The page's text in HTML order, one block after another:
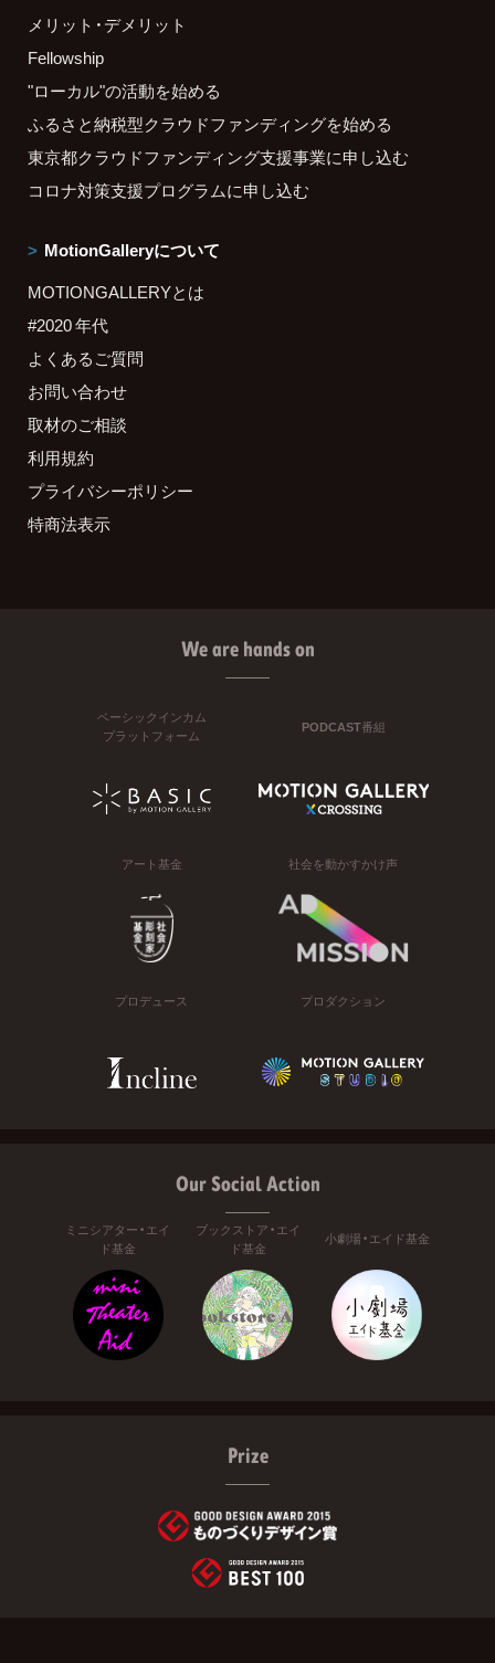
メリット・デメリット
Fellowship
"ローカル"の活動を始める
ふるさと納税型クラウドファンディングを始める
東京都クラウドファンディング支援事業に申し込む
コロナ対策支援プログラムに申し込む
MotionGalleryについて
MOTIONGALLERYとは
#2020 年代
よくあるご質問
お問い合わせ
取材のご相談
利用規約
プライバシーポリシー
特商法表示
We are hands on
ベーシックインカム
プラットフォーム
PODCAST番組
アート基金 社会を動かすかけ声
プロデュース プロダクション
Our Social Action
ミニシアター・エイ
ド基金
ブックストア・エイ
ド基金
小劇場・エイド基金
Prize